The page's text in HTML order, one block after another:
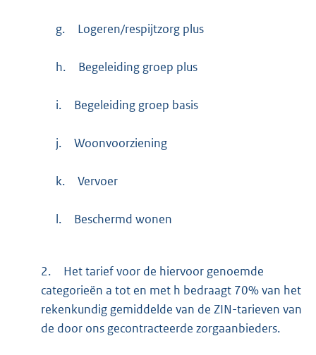
g. Logeren/respijtzorg plus
h. Begeleiding groep plus
i. Begeleiding groep basis
j. Woonvoorziening
k. Vervoer
l. Beschermd wonen
2.
Het tarief voor de hiervoor genoemde
categorieën a tot en met h bedraagt 70% van het
rekenkundig gemiddelde van de ZIN-tarieven van
de door ons gecontracteerde zorgaanbieders.